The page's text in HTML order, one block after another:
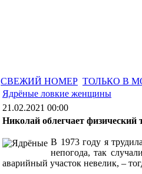
СВЕЖИЙ НОМЕР ТОЛЬКО В
Ядрёные ловкие женщины
21.02.2021 00:00
Николай облегчает физический
В 1973 году я
непогода, так
аварийный участок невелик, –